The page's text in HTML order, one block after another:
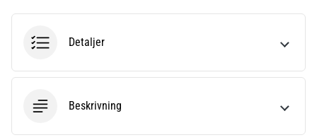
Detaljer
Beskrivning